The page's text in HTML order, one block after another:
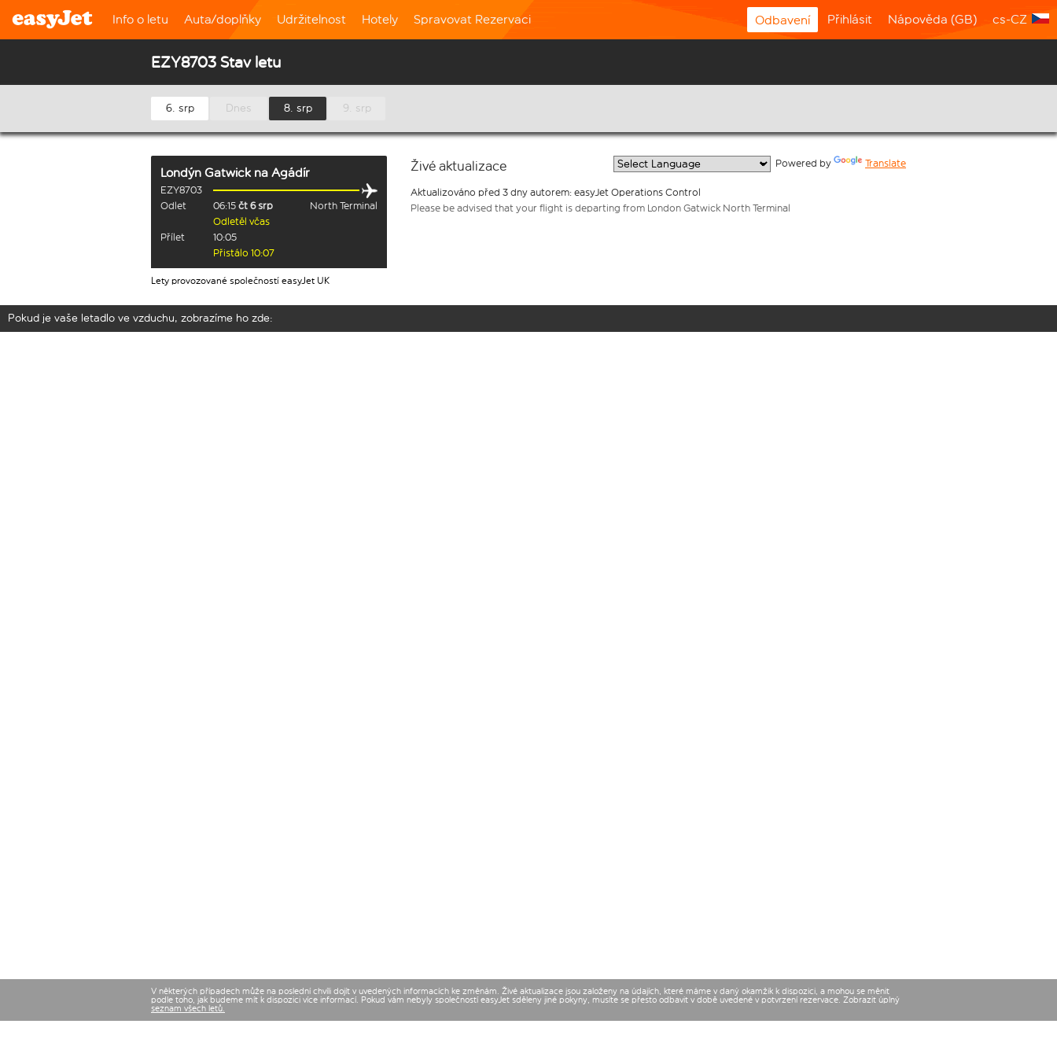
Info o letu Auta/doplňky Udržitelnost Hotely Spravovat Rezervaci Odbavení Přihlásit Nápověda (GB) cs-CZ
EZY8703 Stav letu
6. srp Dnes 8. srp 9. srp
Londýn Gatwick na Agádír
EZY8703
Odlet
06:15 čt 6 srp
North Terminal
Odletěl včas
Přílet
10:05
Přistálo 10:07
Lety provozované společností easyJet UK
Živé aktualizace Powered by Translate
Aktualizováno před 3 dny autorem: easyJet Operations Control
Please be advised that your flight is departing from London Gatwick North Terminal
Pokud je vaše letadlo ve vzduchu, zobrazíme ho zde:
V některých případech může na poslední chvíli dojít v uvedených informacích ke změnám. Živé aktualizace jsou založeny na údajích, které máme v daný okamžik k dispozici, a mohou se měnit
podle toho, jak budeme mít k dispozici více informací. Pokud vám nebyly společností easyJet sděleny jiné pokyny, musíte se přesto odbavit v době uvedené v potvrzení rezervace. Zobrazit úplný
seznam všech letů.